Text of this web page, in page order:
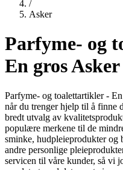
/
Asker
Parfyme- og
En gros Asker
Parfyme- og toalettartikler -
når du trenger hjelp til å finne
bredt utvalg av
populære merkene til de
sminke, hudpleieprodukter og
andre personlige
servicen til våre kunder, så vi